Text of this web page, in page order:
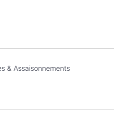
& Assaisonnements